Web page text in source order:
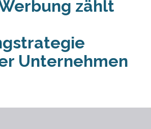
zählt
Unternehmen